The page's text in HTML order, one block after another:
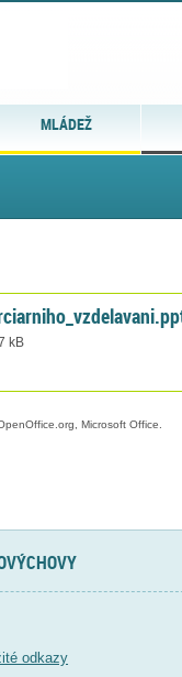
MLÁDEŽ
kB
Microsoft Office.
odkazy